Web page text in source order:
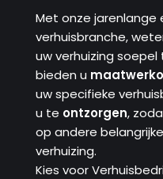
Met onze jarenlange
verhuisbranche,
uw verhuizing
bieden u
uw specifieke
u te ontzorgen,
op andere
verhuizing.
Kies voor